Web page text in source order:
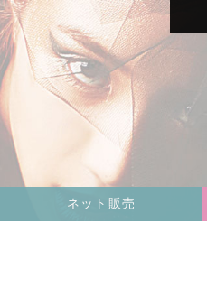
ネット販売